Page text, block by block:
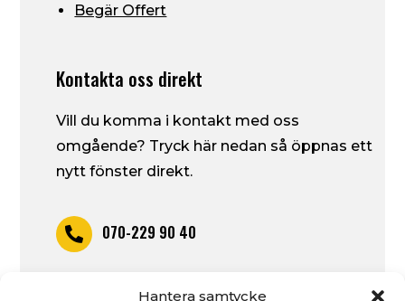
Hantera samtycke
Begär Offert
Kontakta oss direkt
Vill du komma i kontakt med oss
omgående? Tryck här nedan så öppnas ett
nytt fönster direkt.
 070-229 90 40
piruab@outlook.com